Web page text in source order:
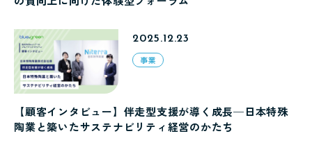
2025.12.23
事業
【顧客インタビュー】伴走型支援が導く成長─日本特殊
陶業と築いたサステナビリティ経営のかたち